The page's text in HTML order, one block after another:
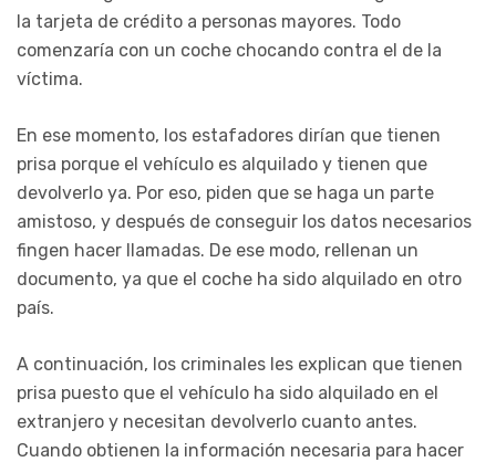
la tarjeta de crédito a personas mayores. Todo
comenzaría con un coche chocando contra el de la
víctima.
En ese momento, los estafadores dirían que tienen
prisa porque el vehículo es alquilado y tienen que
devolverlo ya. Por eso, piden que se haga un parte
amistoso, y después de conseguir los datos necesarios
fingen hacer llamadas. De ese modo, rellenan un
documento, ya que el coche ha sido alquilado en otro
país.
A continuación, los criminales les explican que tienen
prisa puesto que el vehículo ha sido alquilado en el
extranjero y necesitan devolverlo cuanto antes.
Cuando obtienen la información necesaria para hacer